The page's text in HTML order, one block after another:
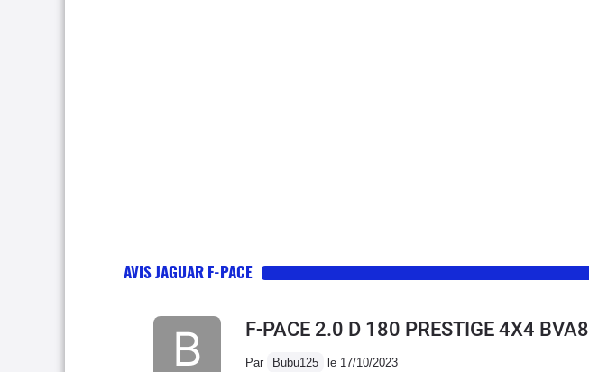
AVIS JAGUAR F-PACE
F-PACE 2.0 D 180 PRESTIGE 4X4 BVA8
Par Bubu125 le 17/10/2023